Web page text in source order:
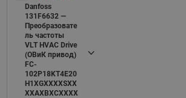
Danfoss
131F6632 —
Преобразовате
ль частоты
VLT HVAC Drive
(ОВиК привод)
FC-
102P18KT4E20
H1XGXXXXSXX
XXAXBXCXXXX